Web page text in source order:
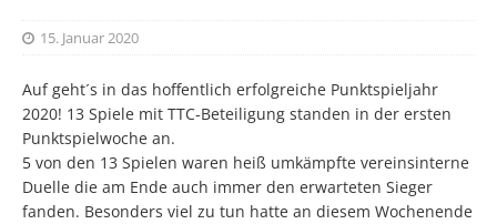
15. Januar 2020
Auf geht´s in das hoffentlich erfolgreiche Punktspieljahr
2020! 13 Spiele mit TTC-Beteiligung standen in der ersten
Punktspielwoche an.
5 von den 13 Spielen waren heiß umkämpfte vereinsinterne
Duelle die am Ende auch immer den erwarteten Sieger
fanden. Besonders viel zu tun hatte an diesem Wochenende